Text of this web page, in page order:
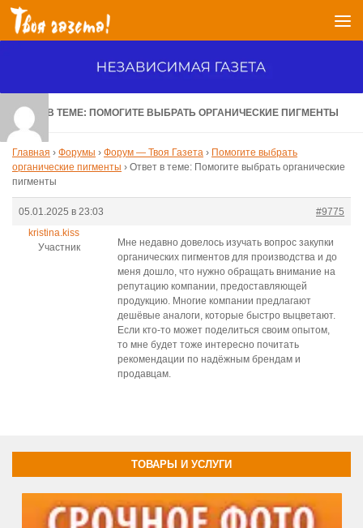
Перейти к содержимому
ОТВЕТ В ТЕМЕ: ПОМОГИТЕ ВЫБРАТЬ ОРГАНИЧЕСКИЕ ПИГМЕНТЫ
Главная › Форумы › Форум — Твоя Газета › Помогите выбрать
органические пигменты › Ответ в теме: Помогите выбрать органические
пигменты
05.01.2025 в 23:03
#9775
kristina.kiss
Участник
Мне недавно довелось изучать вопрос закупки
органических пигментов для производства и до
меня дошло, что нужно обращать внимание на
репутацию компании, предоставляющей
продукцию. Многие компании предлагают
дешёвые аналоги, которые быстро выцветают.
Если кто-то может поделиться своим опытом,
то мне будет тоже интересно почитать
рекомендации по надёжным брендам и
продавцам.
ТОВАРЫ И УСЛУГИ